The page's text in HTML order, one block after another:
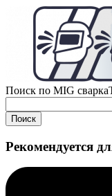
Поиск по MIG сварка
Поиск
Рекомендуется